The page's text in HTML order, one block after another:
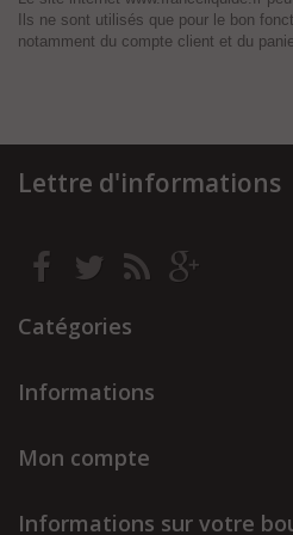
Ils ne sont utilisés que pour le bon
notamment du compte client et du
Lettre d'informations
Catégories
Informations
Mon compte
Informations sur votre